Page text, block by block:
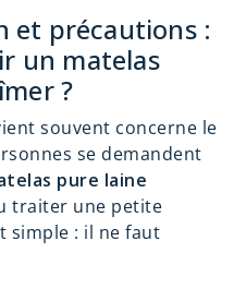
et précautions :
un matelas
?
souvent concerne le
se demandent
pure laine
traiter une petite
simple : il ne faut